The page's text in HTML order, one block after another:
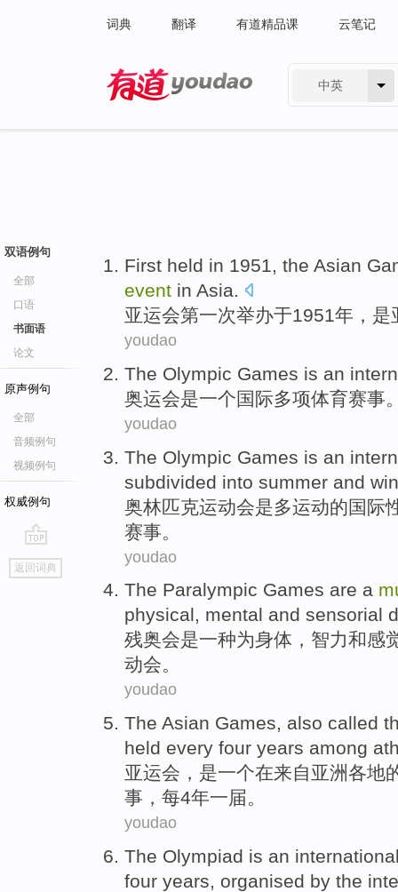
词典 翻译 有道精品课 云笔记
中英
双语例句
全部
口语
书面语
论文
原声例句
全部
音频例句
视频例句
权威例句
go
top
返回词典
First held in 1951, the Asian
event in Asia.
亚运会第一次举办于1951年， 是
youdao
The Olympic Games is an
奥运会是一个国际多项体育赛事
youdao
The Olympic Games is an
subdivided into summer and
奥林匹克运动会是多运动的国际
赛事。
youdao
The Paralympic Games are a
physical, mental and sensorial
残奥会是一种为身体 ， 智力和感
动会。
youdao
The Asian Games, also called
held every four years among
亚运会 ， 是一个在来自亚洲各地
事 ， 每4年一届。
youdao
The Olympiad is an
four years, organised by the